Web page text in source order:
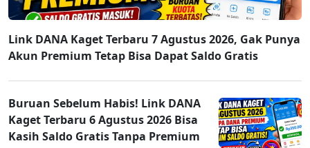
Link DANA Kaget Terbaru 7 Agustus 2026, Gak Punya
Akun Premium Tetap Bisa Dapat Saldo Gratis
Buruan Sebelum Habis! Link DANA
Kaget Terbaru 6 Agustus 2026 Bisa
Kasih Saldo Gratis Tanpa Premium